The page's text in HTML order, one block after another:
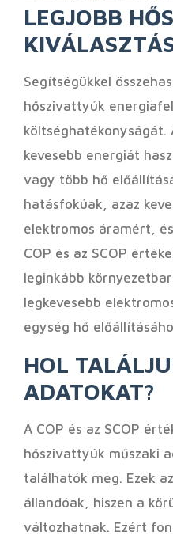
LEGJOBB
Segítségükkel
hőszivattyúk
kevesebb energiát
vagy több hő
hatásfokúak, azaz
elektromos áramért,
COP és az SCOP
leginkább
legkevesebb
egység hő
HOL
ADATOKAT?
A COP és az SCOP
hőszivattyúk műszaki
találhatók meg. Ezek
állandóak, hiszen a
változhatnak. Ezért